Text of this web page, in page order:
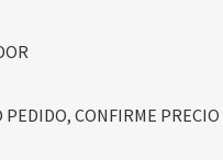
CONFIRME PRECIO